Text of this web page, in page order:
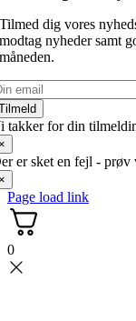
Tilmed dig vores
modtag nyheder samt
måneden.
takker for din
er sket en fejl - prøv
Page load link
0